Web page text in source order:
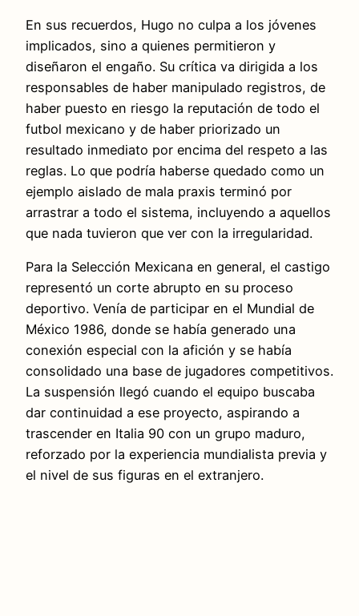
En sus recuerdos, Hugo no culpa a los jóvenes
implicados, sino a quienes permitieron y
diseñaron el engaño. Su crítica va dirigida a los
responsables de haber manipulado registros, de
haber puesto en riesgo la reputación de todo el
futbol mexicano y de haber priorizado un
resultado inmediato por encima del respeto a las
reglas. Lo que podría haberse quedado como un
ejemplo aislado de mala praxis terminó por
arrastrar a todo el sistema, incluyendo a aquellos
que nada tuvieron que ver con la irregularidad.
Para la Selección Mexicana en general, el castigo
representó un corte abrupto en su proceso
deportivo. Venía de participar en el Mundial de
México 1986, donde se había generado una
conexión especial con la afición y se había
consolidado una base de jugadores competitivos.
La suspensión llegó cuando el equipo buscaba
dar continuidad a ese proyecto, aspirando a
trascender en Italia 90 con un grupo maduro,
reforzado por la experiencia mundialista previa y
el nivel de sus figuras en el extranjero.